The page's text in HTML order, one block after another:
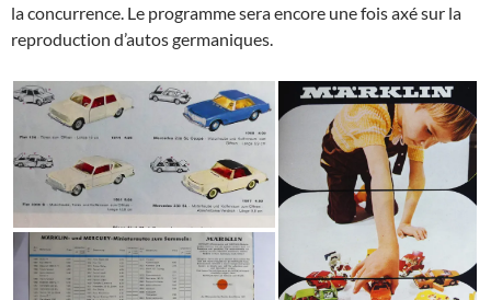
la concurrence. Le programme sera encore une fois axé sur la
reproduction d’autos germaniques.